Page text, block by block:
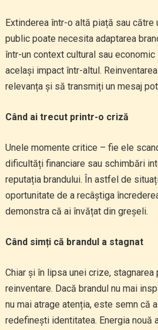
Extinderea într-o altă piață sau către
public poate necesita adaptarea
într-un context cultural sau
același impact într-altul.
relevanța și să transmiți un mesaj
Când ai trecut printr-o criză
Unele momente critice – fie ele
dificultăți financiare sau schimbări
reputația brandului. În astfel de
oportunitate de a recâștiga
demonstra că ai învățat din greșeli.
Când simți că brandul a stagnat
Chiar și în lipsa unei crize,
reinventare. Dacă brandul nu mai
nu mai atrage atenția, este semn că
redefinești identitatea. Energia nouă